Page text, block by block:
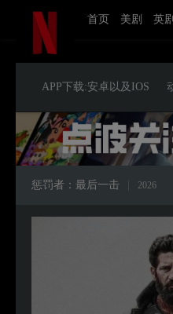
首页 美剧 英剧
APP下载:安卓以及IOS
惩罚者：最后一击 2026